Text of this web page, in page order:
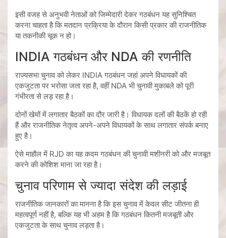
इसी वजह से अनुभवी नेताओं को जिम्मेदारी देकर गठबंधन यह सुनिश्चित
करना चाहता है कि मतदान प्रक्रिया के दौरान किसी प्रकार की राजनीतिक
या तकनीकी चूक न हो।
INDIA गठबंधन और NDA की रणनीति
राज्यसभा चुनाव को लेकर INDIA गठबंधन जहां अपने विधायकों की
एकजुटता पर भरोसा जता रहा है, वहीं NDA भी चुनावी मुकाबले को पूरी
गंभीरता से लड़ रहा है।
दोनों खेमों में लगातार बैठकों का दौर जारी है। विधायक दलों की बैठकें हो रही
हैं और राजनीतिक नेतृत्व अपने-अपने विधायकों के साथ लगातार संपर्क बनाए
हुए है।
ऐसे माहौल में RJD का यह कदम गठबंधन की चुनावी मशीनरी को और मजबूत
करने की कोशिश माना जा रहा है।
चुनाव परिणाम से ज्यादा संदेश की लड़ाई
राजनीतिक जानकारों का मानना है कि इस चुनाव में केवल सीट जीतना ही
महत्वपूर्ण नहीं है, बल्कि यह भी अहम है कि गठबंधन कितनी मजबूती और
एकजुटता के साथ चुनाव लड़ता है।